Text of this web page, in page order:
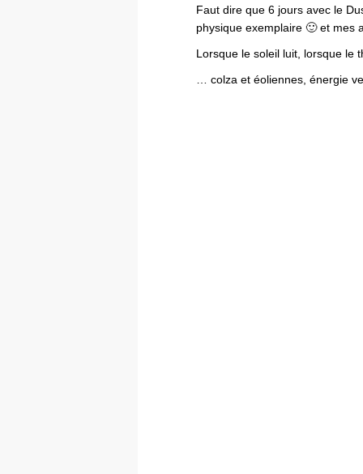
Faut dire que 6 jours avec le
physique exemplaire 🙂 et
Lorsque le soleil luit, lorsque
… colza et éoliennes, énergie